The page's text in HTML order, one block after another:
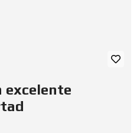
excelente